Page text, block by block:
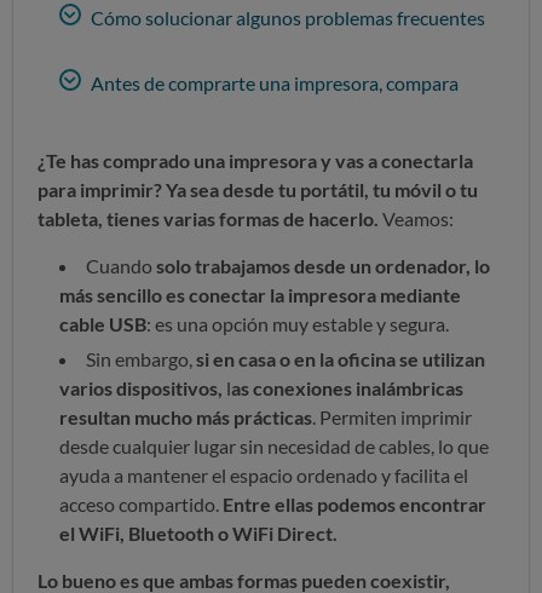
Cómo solucionar algunos problemas frecuentes
Antes de comprarte una impresora, compara
¿Te has comprado una impresora y vas a conectarla
para imprimir? Ya sea desde tu portátil, tu móvil o tu
tableta, tienes varias formas de hacerlo. Veamos:
Cuando solo trabajamos desde un ordenador, lo
más sencillo es conectar la impresora mediante
cable USB: es una opción muy estable y segura.
Sin embargo, si en casa o en la oficina se utilizan
varios dispositivos, las conexiones inalámbricas
resultan mucho más prácticas . Permiten imprimir
desde cualquier lugar sin necesidad de cables, lo que
ayuda a mantener el espacio ordenado y facilita el
acceso compartido. Entre ellas podemos encontrar
el WiFi, Bluetooth o WiFi Direct.
Lo bueno es que ambas formas pueden coexistir,